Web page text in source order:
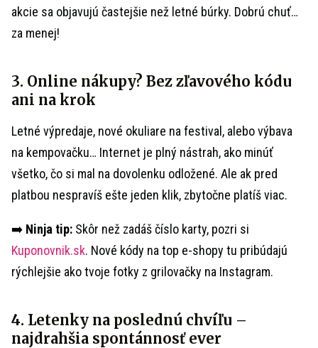
akcie sa objavujú častejšie než letné búrky. Dobrú chuť…
za menej!
3. Online nákupy? Bez zľavového kódu
ani na krok
Letné výpredaje, nové okuliare na festival, alebo výbava
na kempovačku… Internet je plný nástrah, ako minúť
všetko, čo si mal na dovolenku odložené. Ale ak pred
platbou nespravíš ešte jeden klik, zbytočne platíš viac.
➡️ Ninja tip: Skôr než zadáš číslo karty, pozri si
Kuponovnik.sk. Nové kódy na top e-shopy tu pribúdajú
rýchlejšie ako tvoje fotky z grilovačky na Instagram.
4. Letenky na poslednú chvíľu –
najdrahšia spontánnosť ever